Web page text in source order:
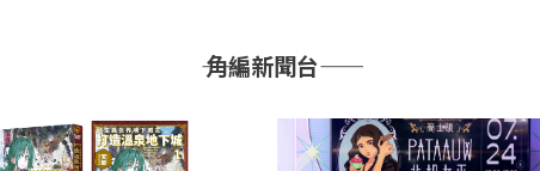
―― 角編新聞台――